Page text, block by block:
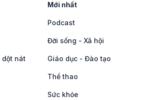
Mới nhất
Podcast
Đời sống - Xã hội
dột nát Giáo dục - Đào tạo
Thể thao
Sức khỏe